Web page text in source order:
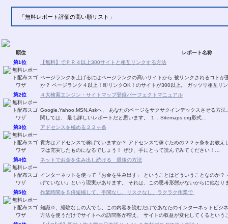
「無料レポート評価の高い順リスト」
順位
レポート名称
第1位
【無料】でＰＲ４以上300サイトと相互リンクする方法
ページランクを上げるにはページランクの高いサイトから 被リンクされるコトが重要です。 でも、被リンク先を探す
か？ ページランク４以上！即リンクOK！の
第2位
４大検索エンジン・サイトマップ登録パーフェクトマニュアル
Google,Yahoo,MSN,Askへ、 あなたのページをサクサクインデックスさせる方法。 2007年5月現在、日本におけるサイトマップ利
関しては、 最も詳しいレポートだと思います。 １．Sitemaps.org形式…
第3位
アドセンスを極める２２ヶ条
貴方はアドセンスで稼げていますか？ アドセンスで稼ぐための２２ヶ条をお教
フは充実したものになるでしょう！ ぜひ、手にとって読んでみてください！…
第4位
ネットでお金を生み出し続ける 最後の方法
インターネットを使って「お金を生み出す」 ということはどういうことなのか？ インターネットビジネスを始めたほとんどの人が 「稼
げていない」という現実があります。 それは、この思考形態がないから
第5位
作業時間を５倍短縮して、手間なし、リスクなし、ラクラク作業で
知識０、経験なしの人でも、この内容を読むだけであなたのインターネットビジネスの「販売力